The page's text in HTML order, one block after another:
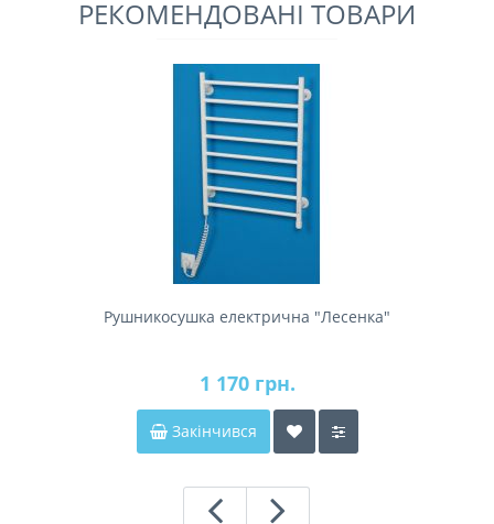
РЕКОМЕНДОВАНІ ТОВАРИ
Рушникосушка електрична "Лесенка"
1 170 грн.
Закінчився